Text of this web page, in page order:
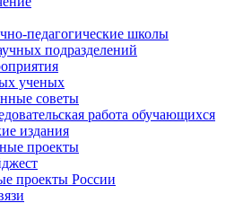
педагогические школы
подразделений
ученых
советы
работа обучающихся
издания
проекты
проекты России